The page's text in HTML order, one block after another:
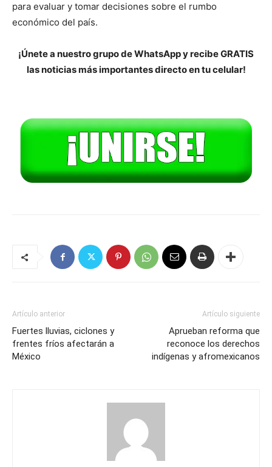
para evaluar y tomar decisiones sobre el rumbo
económico del país.
¡Únete a nuestro grupo de WhatsApp y recibe GRATIS
las noticias más importantes directo en tu celular!
Artículo anterior
Fuertes lluvias, ciclones y
frentes fríos afectarán a
México
Artículo siguiente
Aprueban reforma que
reconoce los derechos
indígenas y afromexicanos